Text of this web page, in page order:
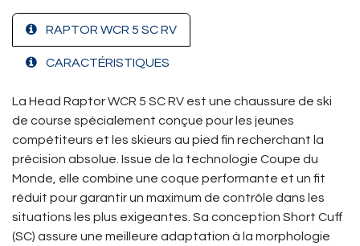
RAPTOR WCR 5 SC RV
CARACTÉRISTIQUES
La Head Raptor WCR 5 SC RV est une chaussure de ski
de course spécialement conçue pour les jeunes
compétiteurs et les skieurs au pied fin recherchant la
précision absolue. Issue de la technologie Coupe du
Monde, elle combine une coque performante et un fit
réduit pour garantir un maximum de contrôle dans les
situations les plus exigeantes. Sa conception Short Cuff
(SC) assure une meilleure adaptation à la morphologie